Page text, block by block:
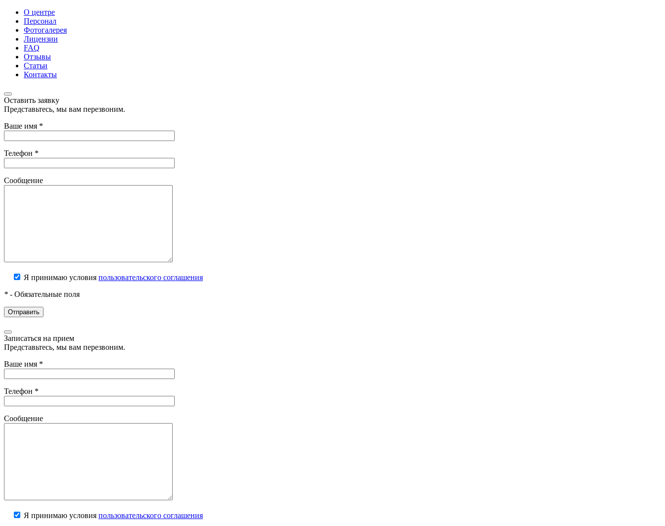
О центре
Персонал
Фотогалерея
Лицензии
FAQ
Отзывы
Статьи
Контакты
Оставить заявку
Представьтесь, мы вам перезвоним.
Ваше имя *
Телефон *
Сообщение
Я принимаю условия пользовательского соглашения
* - Обязательные поля
Записаться на прием
Представьтесь, мы вам перезвоним.
Ваше имя *
Телефон *
Сообщение
Я принимаю условия пользовательского соглашения